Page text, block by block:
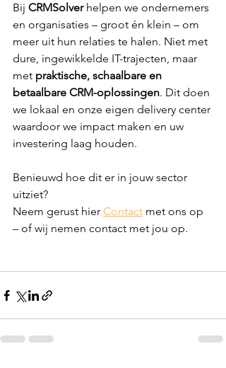
Bij CRMSolver helpen we ondernemers
en organisaties – groot én klein – om
meer uit hun relaties te halen. Niet met
dure, ingewikkelde IT-trajecten, maar
met praktische, schaalbare en
betaalbare CRM-oplossingen. Dit doen
we lokaal en onze eigen delivery center
waardoor we impact maken en uw
investering laag houden.
Benieuwd hoe dit er in jouw sector
uitziet?
Neem gerust hier Contact met ons op
– of wij nemen contact met jou op.